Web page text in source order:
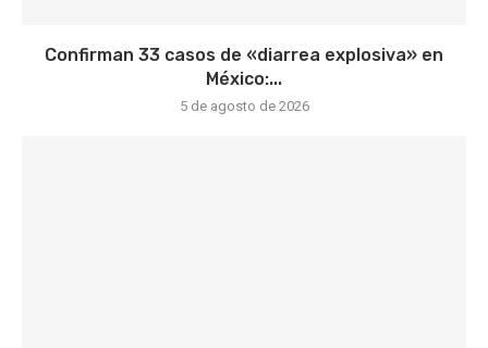
Confirman 33 casos de «diarrea explosiva» en
México:...
5 de agosto de 2026